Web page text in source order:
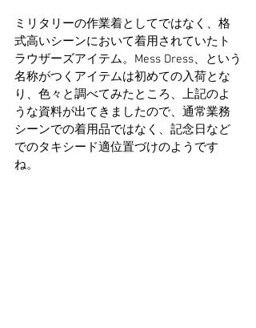
ミリタリーの作業着としてではなく、格
式高いシーンにおいて着用されていたト
ラウザーズアイテム。Mess Dress、という
名称がつくアイテムは初めての入荷とな
り、色々と調べてみたところ、上記のよ
うな資料が出てきましたので、通常業務
シーンでの着用品ではなく、記念日など
でのタキシード適位置づけのようです
ね。